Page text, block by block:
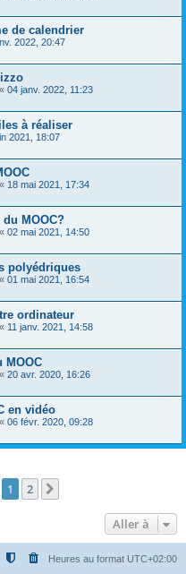
de calendrier
2022, 20:47
« 04 janv. 2022, 11:23
à réaliser
2021, 18:07
« 18 mai 2021, 17:34
MOOC?
« 02 mai 2021, 14:50
polyédriques
« 01 mai 2021, 16:54
ordinateur
« 11 janv. 2021, 14:58
MOOC
« 20 avr. 2020, 16:26
en vidéo
« 06 févr. 2020, 09:28
1 2
Aller à
Heures au format UTC+02:00